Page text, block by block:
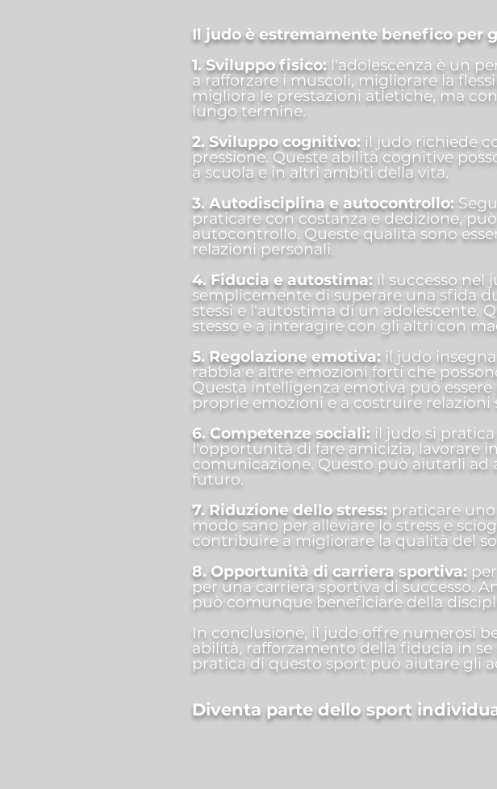
Il judo è estremamente benefico per
1. Sviluppo fisico: l'adolescenza è un
a rafforzare i muscoli, migliorare la
migliora le prestazioni atletiche, ma
lungo termine.
2. Sviluppo cognitivo: il judo richiede
pressione. Queste abilità cognitive
a scuola e in altri ambiti della vita.
3. Autodisciplina e autocontrollo:
praticare con costanza e dedizione,
autocontrollo. Queste qualità sono
relazioni personali.
4. Fiducia e autostima: il successo nel
semplicemente di superare una sfida
stessi e l'autostima di un adolescente.
stesso e a interagire con gli altri con
5. Regolazione emotiva: il judo
rabbia e altre emozioni forti che
Questa intelligenza emotiva può
proprie emozioni e a costruire relazioni
6. Competenze sociali: il judo si
l'opportunità di fare amicizia, lavorare
comunicazione. Questo può aiutarli ad
futuro.
7. Riduzione dello stress: praticare
modo sano per alleviare lo stress e
contribuire a migliorare la qualità del
8. Opportunità di carriera sportiva:
per una carriera sportiva di successo.
può comunque beneficiare della
In conclusione, il judo offre numerosi
abilità, rafforzamento della fiducia in
pratica di questo sport può aiutare gli
Diventa parte dello sport